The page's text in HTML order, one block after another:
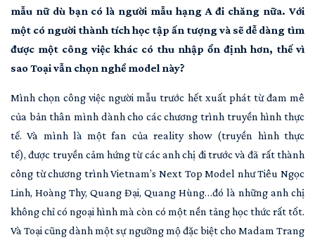
mẫu nữ dù bạn có là người mẫu hạng A đi chăng nữa. Với
một có người thành tích học tập ấn tượng và sẽ dễ dàng tìm
được một công việc khác có thu nhập ổn định hơn, thế vì
sao Toại vẫn chọn nghề model này?
Mình chọn công việc người mẫu trước hết xuất phát từ đam mê
của bản thân mình dành cho các chương trình truyền hình thực
tế. Và mình là một fan của reality show (truyền hình thực
tế), được truyền cảm hứng từ các anh chị đi trước và đã rất thành
công từ chương trình Vietnam’s Next Top Model như Tiêu Ngọc
Linh, Hoàng Thy, Quang Đại, Quang Hùng…đó là những anh chị
không chỉ có ngoại hình mà còn có một nền tảng học thức rất tốt.
Và Toại cũng dành một sự ngưỡng mộ đặc biệt cho Madam Trang